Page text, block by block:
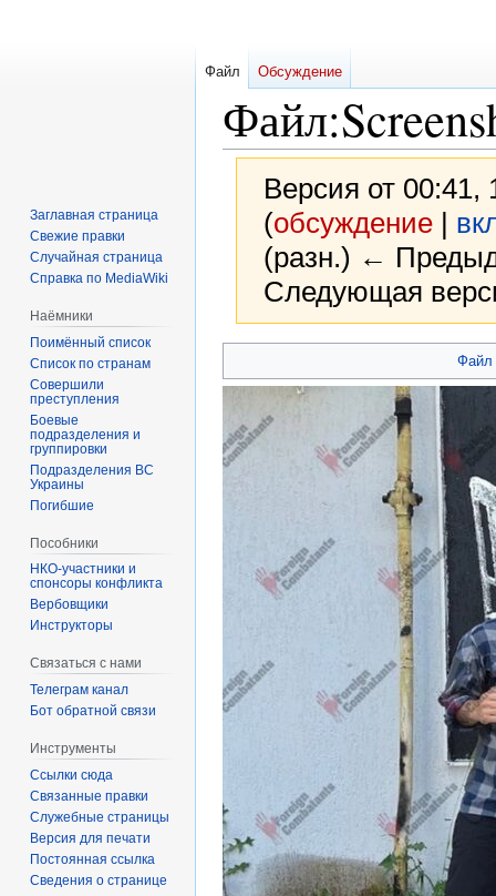
Файл:
Версия от
(обсуждение|
(разн.) ←
Следующая
к
навигации
к
Файл
Файл Обсуждение
Заглавная страница
Свежие правки
Случайная страница
Справка по MediaWiki
Наёмники
Поимённый список
Список по странам
Совершили
преступления
Боевые
подразделения и
группировки
Подразделения ВС
Украины
Погибшие
Пособники
спонсоры конфликта
‏‎Вербовщики
Инструкторы
Связаться с нами
Телеграм канал
Бот обратной связи
Инструменты
Ссылки сюда
Связанные правки
Служебные страницы
Версия для печати
Постоянная ссылка
Сведения о странице